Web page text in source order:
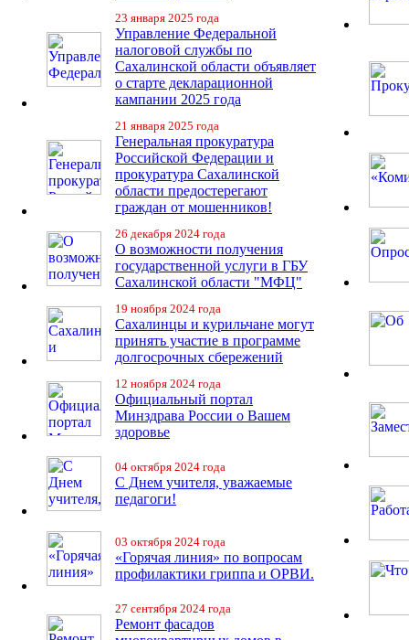
23 января 2025 года
Управление Федеральной
налоговой службы по
Сахалинской области объявляет
о старте декларационной
кампании 2025 года
21 января 2025 года
Генеральная прокуратура
Российской Федерации и
прокуратура Сахалинской
области предостерегают
граждан от мошенников!
26 декабря 2024 года
О возможности получения
государственной услуги в ГБУ
Сахалинской области "МФЦ"
19 ноября 2024 года
Сахалинцы и курильчане могут
принять участие в программе
долгосрочных сбережений
12 ноября 2024 года
Официальный портал
Минздрава России о Вашем
здоровье
04 октября 2024 года
С Днем учителя, уважаемые
педагоги!
03 октября 2024 года
«Горячая линия» по вопросам
профилактики гриппа и ОРВИ.
27 сентября 2024 года
Ремонт фасадов